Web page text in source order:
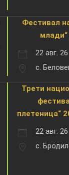
Фестивал
22 авг. 26
с.
Трети
плетеница“
22 авг. 26
с.